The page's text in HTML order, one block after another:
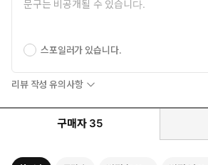
스포일러가 있습니다.
리뷰 작성 유의사항
구매자 35